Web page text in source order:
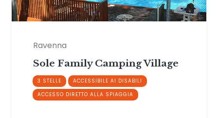
Ravenna
Sole Family Camping Village
3 STELLE
ACCESSIBILE AI DISABILI
ACCESSO DIRETTO ALLA SPIAGGIA